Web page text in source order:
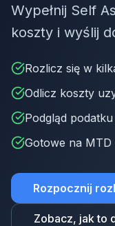
Wypełnij Self
koszty i wyślij
Rozlicz się w
Odlicz koszty
Podgląd
Gotowe na MTD
Rozpocznij
Zobacz, jak to